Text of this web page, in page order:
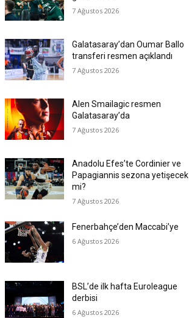
7 Ağustos 2026
Galatasaray’dan Oumar Ballo
transferi resmen açıklandı
7 Ağustos 2026
Alen Smailagic resmen
Galatasaray’da
7 Ağustos 2026
Anadolu Efes’te Cordinier ve
Papagiannis sezona yetişecek
mi?
7 Ağustos 2026
Fenerbahçe’den Maccabi’ye
6 Ağustos 2026
BSL’de ilk hafta Euroleague
derbisi
6 Ağustos 2026